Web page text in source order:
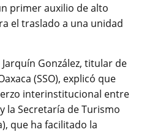
primer auxilio de alto
el traslado a una unidad
González, titular de
(SSO), explicó que
interinstitucional entre
la Secretaría de Turismo
que ha facilitado la